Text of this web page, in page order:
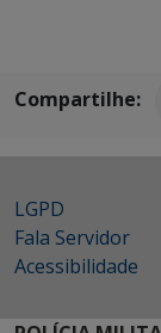
Compartilhe:
LGPD
Fala Servidor
Acessibilidade